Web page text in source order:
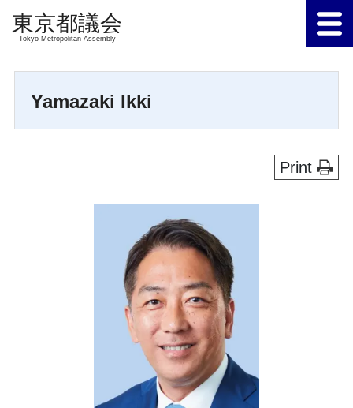
Tokyo Metropolitan Assembly
Yamazaki Ikki
Print